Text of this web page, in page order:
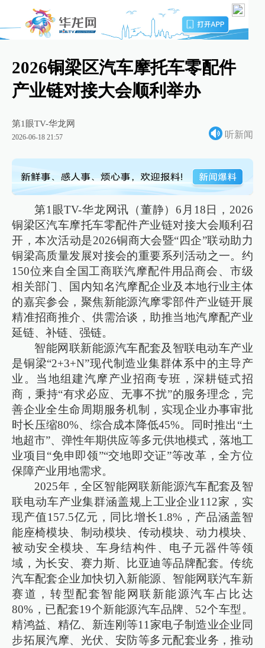
2026铜梁区汽车摩托车零配件
产业链对接大会顺利举办
第1眼TV-华龙网
2026-06-18 21:57 听新闻
第1眼TV-华龙网讯（董静）6月18日，2026
铜梁区汽车摩托车零配件产业链对接大会顺利召
开，本次活动是2026铜商大会暨“四企”联动助力
铜梁高质量发展对接会的重要系列活动之一。约
150位来自全国工商联汽摩配件用品商会、市级
相关部门、国内知名汽摩配企业及本地行业主体
的嘉宾参会，聚焦新能源汽摩零部件产业链开展
精准招商推介、供需洽谈，助推当地汽摩配产业
延链、补链、强链。
智能网联新能源汽车配套及智联电动车产业
是铜梁“2+3+N”现代制造业集群体系中的主导产
业。当地组建汽摩产业招商专班，深耕链式招
商，秉持“有求必应、无事不扰”的服务理念，完
善企业全生命周期服务机制，实现企业办事审批
时长压缩80%、综合成本降低45%。同时推出“土
地超市”、弹性年期供应等多元供地模式，落地工
业项目“免申即领”“交地即交证”等改革，全方位
保障产业用地需求。
2025年，全区智能网联新能源汽车配套及智
联电动车产业集群涵盖规上工业企业112家，实
现产值157.5亿元，同比增长1.8%，产品涵盖智
能座椅模块、制动模块、传动模块、动力模块、
被动安全模块、车身结构件、电子元器件等领
域，为长安、赛力斯、比亚迪等品牌配套。传统
汽车配套企业加快切入新能源、智能网联汽车新
赛道，转型配套智能网联新能源汽车占比达
80%，已配套19个新能源汽车品牌、52个车型。
精鸿益、精亿、新连刚等11家电子制造业企业同
步拓展汽摩、光伏、安防等多元配套业务，推动